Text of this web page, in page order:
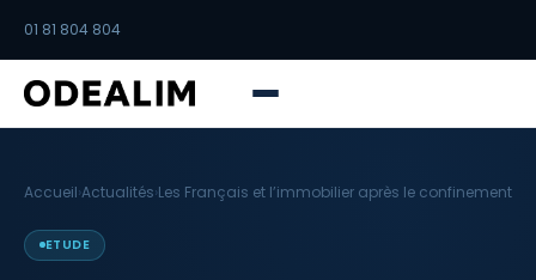
01 81 804 804
Accueil›Actualités›Les Français et l’immobilier après le confinement
ETUDE